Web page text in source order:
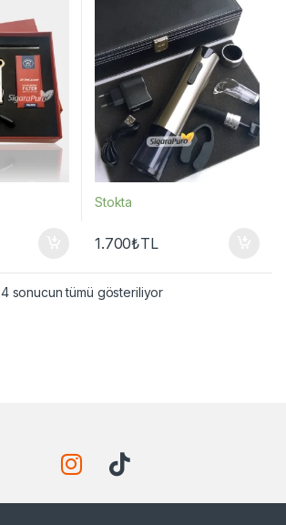
Stokta
1.700₺TL
4 sonucun tümü gösteriliyor